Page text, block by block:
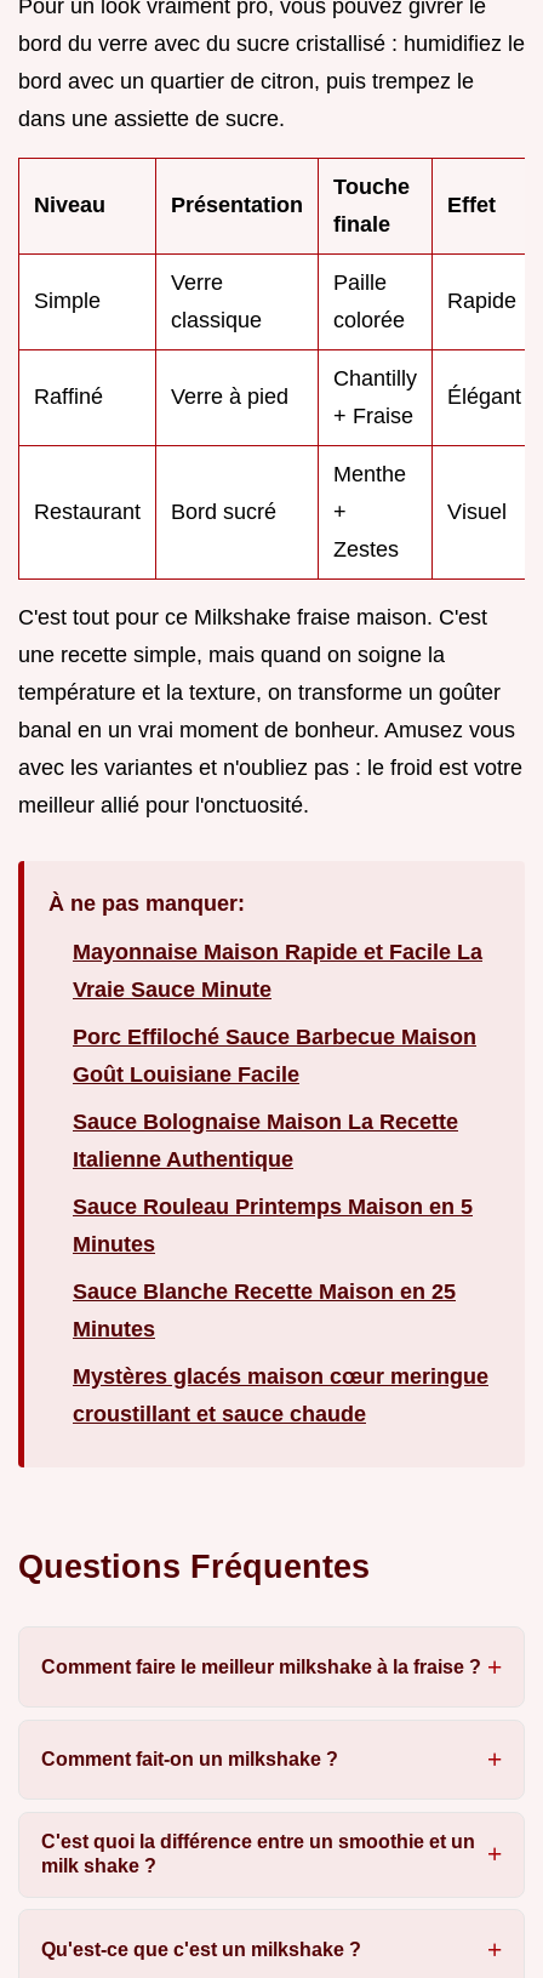
Pour un look vraiment pro, vous pouvez givrer le
bord du verre avec du sucre cristallisé : humidifiez le
bord avec un quartier de citron, puis trempez le
dans une assiette de sucre.
Niveau Présentation
Touche
finale
Effet
Simple
Verre
classique
Paille
colorée
Rapide
Raffiné Verre à pied
Chantilly
+ Fraise
Élégant
Restaurant Bord sucré
Menthe
+
Zestes
Visuel
C'est tout pour ce Milkshake fraise maison. C'est
une recette simple, mais quand on soigne la
température et la texture, on transforme un goûter
banal en un vrai moment de bonheur. Amusez vous
avec les variantes et n'oubliez pas : le froid est votre
meilleur allié pour l'onctuosité.
À ne pas manquer:
Mayonnaise Maison Rapide et Facile La
Vraie Sauce Minute
Porc Effiloché Sauce Barbecue Maison
Goût Louisiane Facile
Sauce Bolognaise Maison La Recette
Italienne Authentique
Sauce Rouleau Printemps Maison en 5
Minutes
Sauce Blanche Recette Maison en 25
Minutes
Mystères glacés maison cœur meringue
croustillant et sauce chaude
Questions Fréquentes
Comment faire le meilleur milkshake à la fraise ?
Comment fait-on un milkshake ?
C'est quoi la différence entre un smoothie et un
milk shake ?
Qu'est-ce que c'est un milkshake ?